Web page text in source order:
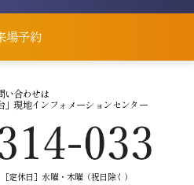
場予約
い合わせは
」現地インフォメーションセンター
［定休日］水曜・木曜（祝日除く）